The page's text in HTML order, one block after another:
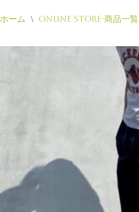
ン
ホーム \ Online Store-商品一覧